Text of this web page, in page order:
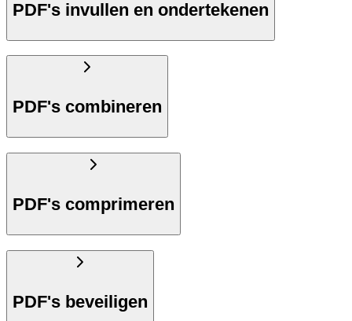
PDF's invullen en ondertekenen
PDF's combineren
PDF's comprimeren
PDF's beveiligen